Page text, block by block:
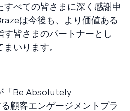
すべての皆さまに深く感謝申
は今後も、より価値ある
す皆さまのパートナーとし
いります。
「Be Absolutely
顧客エンゲージメントプラ